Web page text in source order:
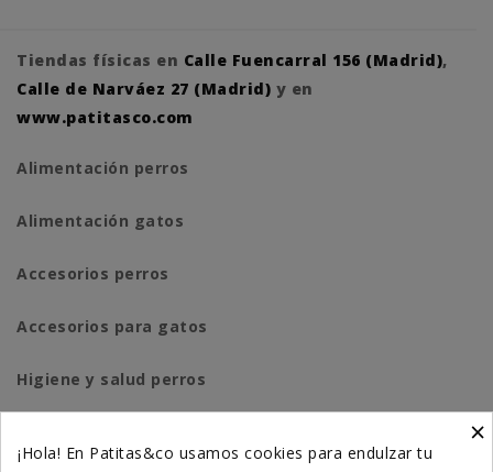
Tiendas físicas en Calle Fuencarral 156 (Madrid),
Calle de Narváez 27 (Madrid) y en
www.patitasco.com
Alimentación perros
Alimentación gatos
Accesorios perros
Accesorios para gatos
Higiene y salud perros
×
¡Hola! En Patitas&co usamos cookies para endulzar tu